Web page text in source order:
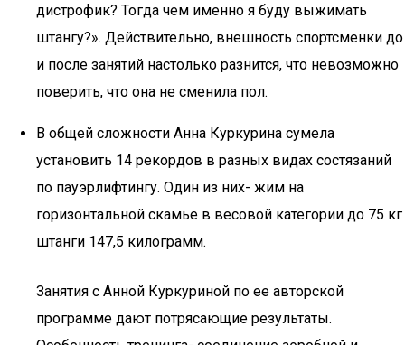
дистрофик? Тогда чем именно я буду выжимать
штангу?». Действительно, внешность спортсменки до
и после занятий настолько разнится, что невозможно
поверить, что она не сменила пол.
В общей сложности Анна Куркурина сумела
установить 14 рекордов в разных видах состязаний
по пауэрлифтингу. Один из них- жим на
горизонтальной скамье в весовой категории до 75 кг
штанги 147,5 килограмм.
Занятия с Анной Куркуриной по ее авторской
программе дают потрясающие результаты.